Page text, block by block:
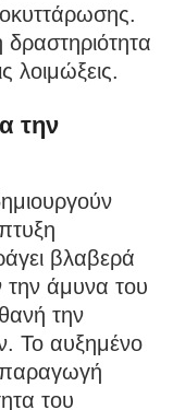
λοιμώξεις.
την
βλαβερά
την άμυνα του
την
Το αυξημένο
του